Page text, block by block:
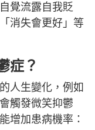
覺流露自我貶
消失會更好」等
症？
人生變化，例如
觸發微笑抑鬱
增加患病機率：